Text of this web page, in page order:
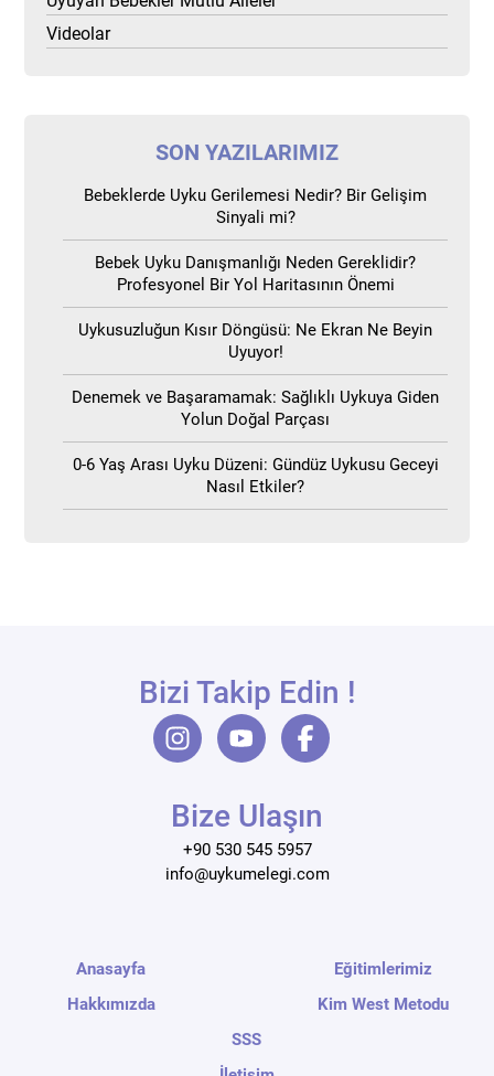
Videolar
SON YAZILARIMIZ
Bebeklerde Uyku Gerilemesi Nedir? Bir Gelişim
Sinyali mi?
Bebek Uyku Danışmanlığı Neden Gereklidir?
Profesyonel Bir Yol Haritasının Önemi
Uykusuzluğun Kısır Döngüsü: Ne Ekran Ne Beyin
Uyuyor!
Denemek ve Başaramamak: Sağlıklı Uykuya Giden
Yolun Doğal Parçası
0-6 Yaş Arası Uyku Düzeni: Gündüz Uykusu Geceyi
Nasıl Etkiler?
Bizi Takip Edin !
Bize Ulaşın
+90 530 545 5957
info@uykumelegi.com
Anasayfa
Hakkımızda
Eğitimlerimiz
Kim West Metodu
SSS